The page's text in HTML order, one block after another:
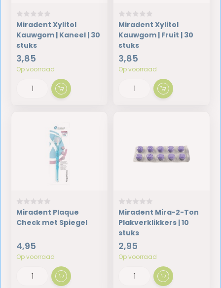
Miradent Xylitol
Kauwgom | Kaneel | 30
stuks
3,85
Op voorraad
Miradent Xylitol
Kauwgom | Fruit | 30
stuks
3,85
Op voorraad
Miradent Plaque
Check met Spiegel
4,95
Op voorraad
Miradent Mira-2-Ton
Plakverklikkers | 10
stuks
2,95
Op voorraad